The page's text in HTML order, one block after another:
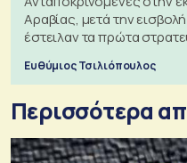
Αραβίας, μετά την
έστειλαν τα πρώτα
Ευθύμιος Τσιλιόπουλος
Περισσότερα